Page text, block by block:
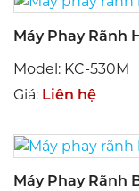
Máy Phay Rãnh
Model: KC-530M
Giá: Liên hệ
Máy Phay Rãnh